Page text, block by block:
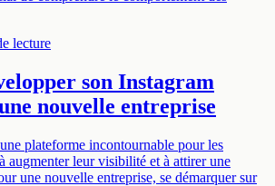
lecture
son Instagram
nouvelle entreprise
plateforme incontournable pour les
augmenter leur visibilité et à attirer une
une nouvelle entreprise, se démarquer sur